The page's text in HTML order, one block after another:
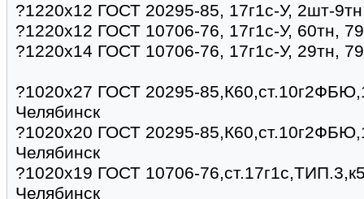
?1220х12 ГОСТ 20295-85, 17г1с-У, 2шт-
?1220х12 ГОСТ 10706-76, 17г1с-У, 60тн,
?1220х14 ГОСТ 10706-76, 17г1с-У, 29тн,
?1020х27 ГОСТ 20295-
Челябинск
?1020х20 ГОСТ 20295-
Челябинск
?1020х19 ГОСТ 10706-
Челябинск